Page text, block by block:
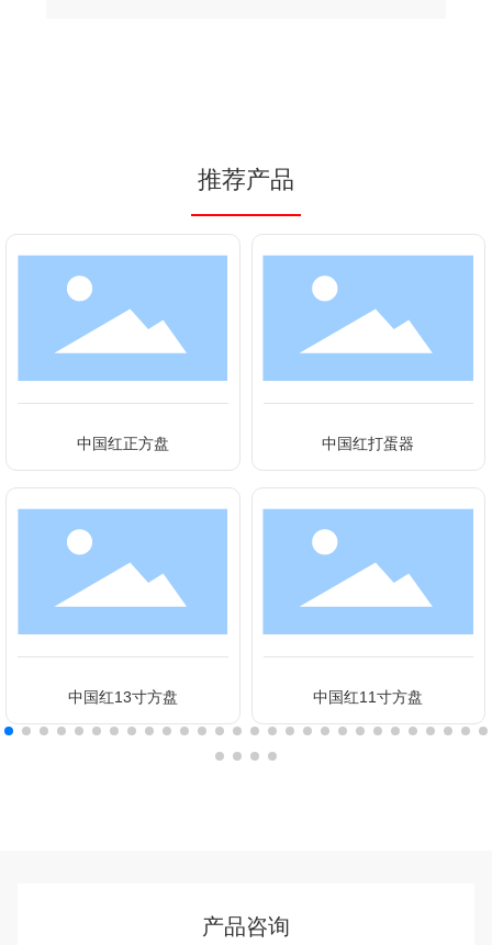
推荐产品
中国红正方盘 中国红打蛋器
中国红13寸方盘 中国红11寸方盘
产品咨询